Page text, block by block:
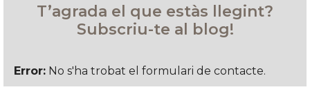
T’agrada el que estàs llegint?
Subscriu-te al blog!
Error: No s'ha trobat el formulari de contacte.